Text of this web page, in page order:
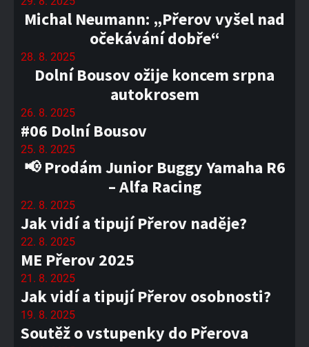
Michal Neumann: „Přerov vyšel nad
očekávání dobře“
28. 8. 2025
Dolní Bousov ožije koncem srpna
autokrosem
26. 8. 2025
#06 Dolní Bousov
25. 8. 2025
📢 Prodám Junior Buggy Yamaha R6
– Alfa Racing
22. 8. 2025
Jak vidí a tipují Přerov naděje?
22. 8. 2025
ME Přerov 2025
21. 8. 2025
Jak vidí a tipují Přerov osobnosti?
19. 8. 2025
Soutěž o vstupenky do Přerova